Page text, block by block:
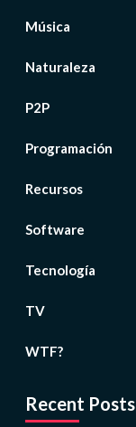
Música
Naturaleza
P2P
Programación
Recursos
Software
Tecnología
TV
WTF?
Recent Posts